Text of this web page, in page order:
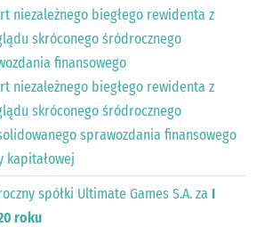
niezależnego biegłego rewidenta z
skróconego śródrocznego
finansowego
niezależnego biegłego rewidenta z
skróconego śródrocznego
sprawozdania finansowego
kapitałowej
spółki Ultimate Games S.A. zaI
roku